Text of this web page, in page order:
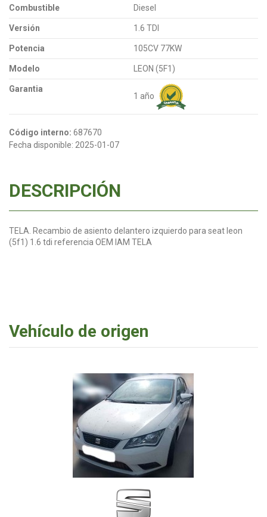
Combustible Diesel
Versión 1.6 TDI
Potencia 105CV 77KW
Modelo LEON (5F1)
Garantia
1 año
Código interno: 687670
Fecha disponible: 2025-01-07
DESCRIPCIÓN
TELA. Recambio de asiento delantero izquierdo para seat leon
(5f1) 1.6 tdi referencia OEM IAM TELA
Vehículo de origen